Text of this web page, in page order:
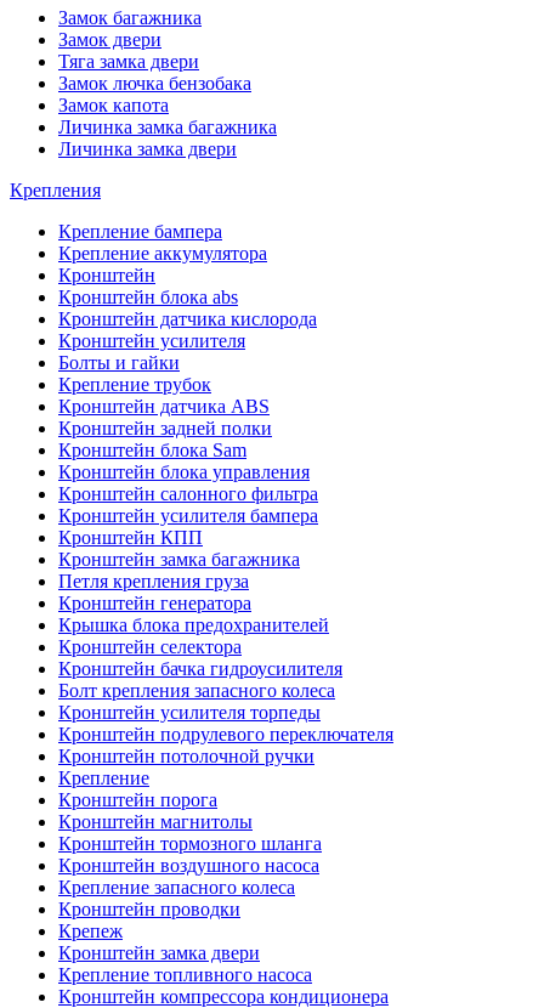
Замок багажника
Замок двери
Тяга замка двери
Замок лючка бензобака
Замок капота
Личинка замка багажника
Личинка замка двери
Крепления
Крепление бампера
Крепление аккумулятора
Кронштейн
Кронштейн блока abs
Кронштейн датчика кислорода
Кронштейн усилителя
Болты и гайки
Крепление трубок
Кронштейн датчика ABS
Кронштейн задней полки
Кронштейн блока Sam
Кронштейн блока управления
Кронштейн салонного фильтра
Кронштейн усилителя бампера
Кронштейн КПП
Кронштейн замка багажника
Петля крепления груза
Кронштейн генератора
Крышка блока предохранителей
Кронштейн селектора
Кронштейн бачка гидроусилителя
Болт крепления запасного колеса
Кронштейн усилителя торпеды
Кронштейн подрулевого переключателя
Кронштейн потолочной ручки
Крепление
Кронштейн порога
Кронштейн магнитолы
Кронштейн тормозного шланга
Кронштейн воздушного насоса
Крепление запасного колеса
Кронштейн проводки
Крепеж
Кронштейн замка двери
Крепление топливного насоса
Кронштейн компрессора кондиционера